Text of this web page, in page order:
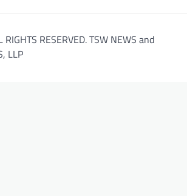
RIGHTS RESERVED. TSW NEWS and
LLP